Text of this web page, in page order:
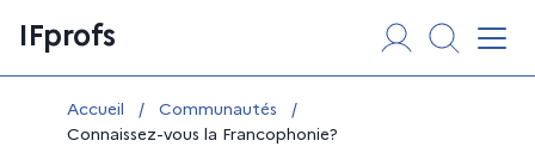
au
contenu
IFprofs
Vous êtes ici :
Accueil / Communautés
/
Connaissez-vous la Francophonie?